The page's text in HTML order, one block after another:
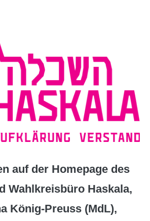
auf der Homepage des
Wahlkreisbüro Haskala,
König-Preuss (MdL),